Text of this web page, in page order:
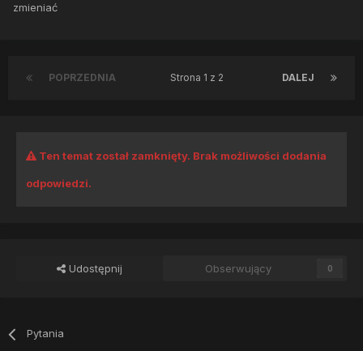
zmieniać
POPRZEDNIA DALEJ
Strona 1 z 2
Ten temat został zamknięty. Brak możliwości dodania
odpowiedzi.
Udostępnij Obserwujący 0
Pytania